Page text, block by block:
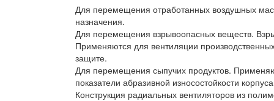
Для перемещения отработанных воздушных
назначения.
Для перемещения взрывоопасных веществ.
Применяются для вентиляции
защите.
Для перемещения сыпучих продуктов.
показатели абразивной износостойкости
Конструкция радиальных вентиляторов из